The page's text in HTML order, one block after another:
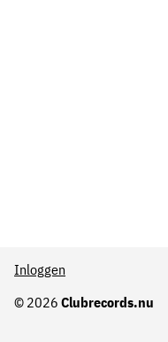
© 2026 Clubrecords.nu
Inloggen